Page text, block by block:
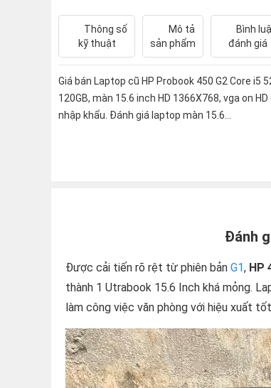
Thông số
kỹ thuật
Mô tả
sản phẩm
Bình
đánh giá
Giá bán Laptop cũ HP Probook 450 G2 Core i5
120GB, màn 15.6 inch HD 1366X768, vga on
nhập khẩu. Đánh giá laptop màn 15.6...
Đánh
Được cải tiến rõ rệt từ phiên bản G1, HP
thành 1 Utrabook 15.6 Inch khá mỏng.
làm công việc văn phòng với hiệu xuất